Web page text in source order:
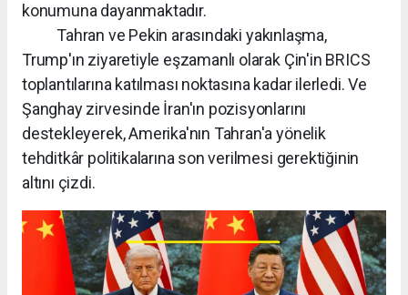
konumuna dayanmaktadır.
Tahran ve Pekin arasındaki yakınlaşma,
Trump'ın ziyaretiyle eşzamanlı olarak Çin'in BRICS
toplantılarına katılması noktasına kadar ilerledi. Ve
Şanghay zirvesinde İran'ın pozisyonlarını
destekleyerek, Amerika'nın Tahran'a yönelik
tehditkâr politikalarına son verilmesi gerektiğinin
altını çizdi.